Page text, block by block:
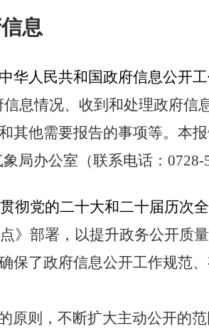
息
华人民共和国政府信息公开
息情况、收到和处理政府信
其他需要报告的事项等。本
局办公室（联系电话： 0728-
彻党的二十大和二十届历次
》部署，以提升政务公开质
保了政府信息公开工作规范
原则，不断扩大主动公开的